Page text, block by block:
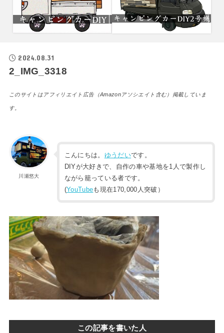
2024.08.31
2_IMG_3318
このサイトはアフィリエイト広告（Amazonアソシエイト含む）掲載していま
す。
川瀬悠大
こんにちは。 ゆうだいです。
DIYが大好きで、自作の車や基地を1人で製作し
ながら籠っている者です。
(YouTubeも現在170,000人突破）
この記事を書いた人